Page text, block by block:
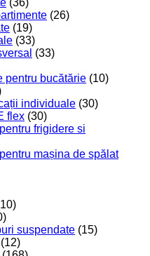
(36)
(26)
(19)
(33)
(33)
pentru bucătărie (10)
individuale (30)
flex (30)
frigidere si
mașina de spălat
suspendate (15)
(12)